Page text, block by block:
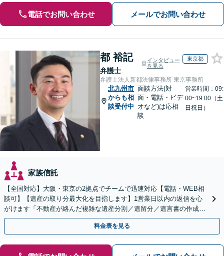
電話でお問い合わせ メールでお問い合わせ
都 裕記
弁護士
インタビュー
を見る
東京都
弁護士法人新都法律事務所 東京事務所
北九州市
からも相
談受付中
面談方法(対
面・電話・ビデ
オなど)は応相
談
営業時間：09:
00~19:00（土
日祝日）
家族信託
【全国対応】大阪・東京の2拠点でチームで迅速対応【電話・WEB相
談可】【遺産の取り分最大化を目指します】1営業日以内の返信を心
がけます「不動産が絡んだ複雑な遺産分割／遺留分／遺言書の作成・
執行／事業承継など、お任せください」【休日相談あり】
料金表を見る